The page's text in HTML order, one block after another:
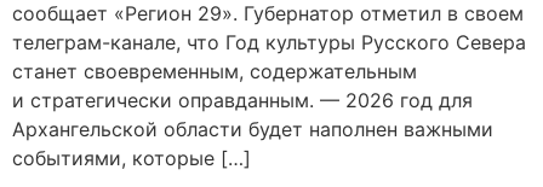
сообщает «Регион 29». Губернатор отметил в своем
телеграм-канале, что Год культуры Русского Севера
станет своевременным, содержательным
и стратегически оправданным. — 2026 год для
Архангельской области будет наполнен важными
событиями, которые […]